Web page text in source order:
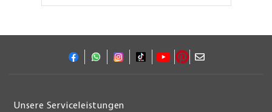
Unsere Serviceleistungen